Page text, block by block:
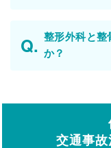
整形外科と整
か？
交通事